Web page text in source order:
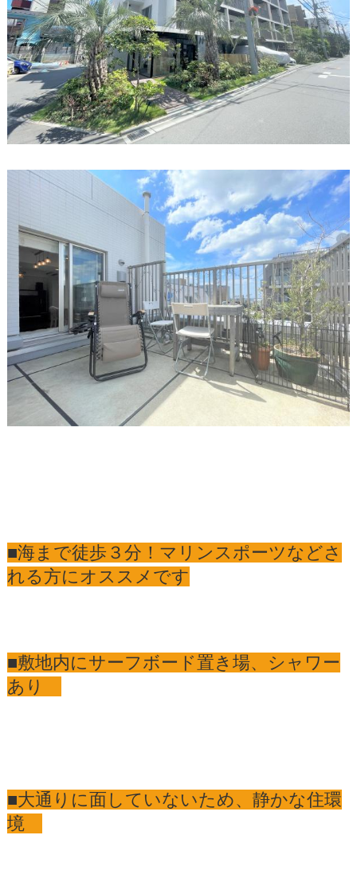
■海まで徒歩３分！マリンスポーツなどさ
れる方にオススメです
■敷地内にサーフボード置き場、シャワー
あり
■大通りに面していないため、静かな住環
境